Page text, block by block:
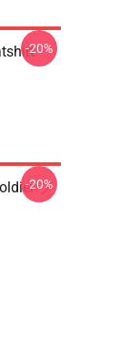
-20%
プ
-20%